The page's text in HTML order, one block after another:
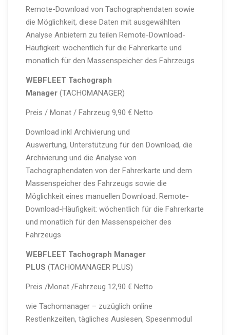
Remote-Download von Tachographendaten sowie
die Möglichkeit, diese Daten mit ausgewählten
Analyse Anbietern zu teilen Remote-Download-
Häufigkeit: wöchentlich für die Fahrerkarte und
monatlich für den Massenspeicher des Fahrzeugs
WEBFLEET Tachograph
Manager (TACHOMANAGER)
Preis / Monat / Fahrzeug 9,90 € Netto
Download inkl Archivierung und
Auswertung, Unterstützung für den Download, die
Archivierung und die Analyse von
Tachographendaten von der Fahrerkarte und dem
Massenspeicher des Fahrzeugs sowie die
Möglichkeit eines manuellen Download. Remote-
Download-Häufigkeit: wöchentlich für die Fahrerkarte
und monatlich für den Massenspeicher des
Fahrzeugs
WEBFLEET Tachograph Manager
PLUS (TACHOMANAGER PLUS)
Preis /Monat /Fahrzeug 12,90 € Netto
wie Tachomanager – zuzüglich online
Restlenkzeiten, tägliches Auslesen, Spesenmodul